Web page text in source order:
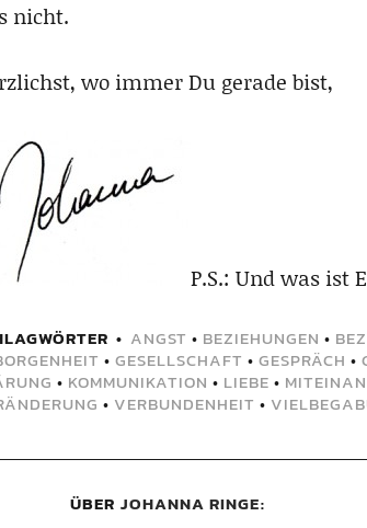
nicht.
wo immer Du gerade bist,
P.S.: Und was ist
ANGST • BEZIEHUNGEN •
• GESELLSCHAFT • GESPRÄCH •
• KOMMUNIKATION • LIEBE •
• VERBUNDENHEIT •
ÜBER JOHANNA RINGE